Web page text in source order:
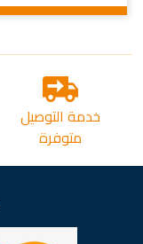
خدمة التوصيل
متوفرة